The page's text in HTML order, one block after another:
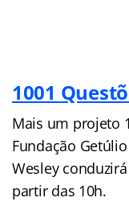
1001
Mais um projeto
Fundação
Wesley
partir das 10h.